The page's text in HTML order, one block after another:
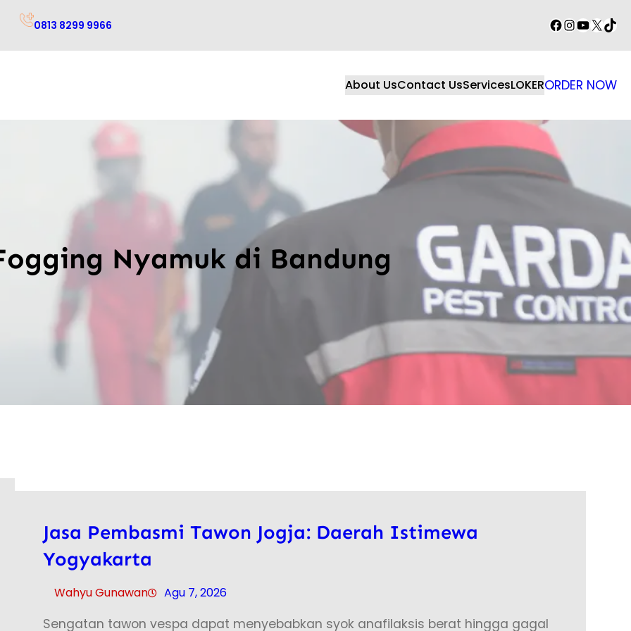
0813 8299 9966 Facebook
Instagram
YouTube
X
About UsContact UsServicesLOKERORDER NOW
Nyamuk di Bandung
Jasa Pembasmi Tawon Jogja: Daerah Istimewa
Yogyakarta
Wahyu Gunawan Agu 7, 2026
Sengatan tawon vespa dapat menyebabkan syok anafilaksis berat hingga gagal